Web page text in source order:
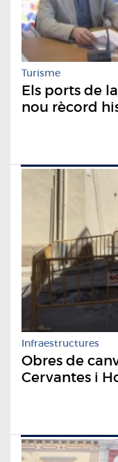
Turisme
Els ports de
nou rècord
Infraestructures
Obres de
Cervantes i